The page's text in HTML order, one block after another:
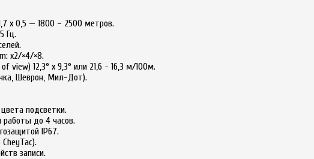
х 0,5 — 1800 – 2500 метров.
Гц.
х2/×4/×8.
view) 12,3° х 9,3° или 21,6 - 16,3 м/100м.
Шеврон, Мил-Дот).
подсветки.
работы до 4 часов.
IP67.
записи.